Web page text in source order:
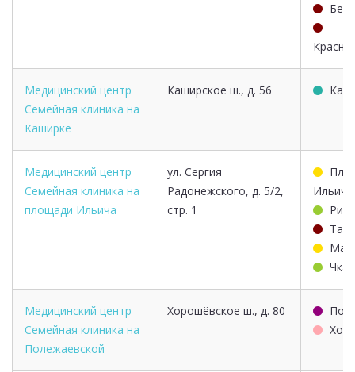
Медицинский центр
Семейная клиника на
Каширке
Каширское ш., д. 56
Медицинский центр
Семейная клиника на
площади Ильича
ул. Сергия
Радонежского, д. 5/2,
стр. 1
Ильича
Медицинский центр
Семейная клиника на
Полежаевской
Хорошёвское ш., д. 80